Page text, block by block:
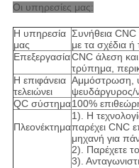
Οι υπηρεσίες μας:
Η υπηρεσία
μας
Συνήθεια
με τα σχέδια
ΕπεξεργασίαCNC άλεση
τρύπημα,
Η επιφάνεια
τελειώνει
Αμμόστρωση,
ψευδάργυρος/
QC σύστημα100%
Πλεονέκτημα
1). Η
παρέχει CNC
μηχανή για
2). Παρέχετε
3).